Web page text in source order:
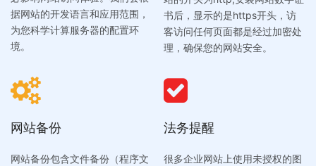
据网站的开发语言和应用范围，
为您科学计算服务器的配置环
境。
书后，显示的是https开头，访
客访问任何页面都是经过加密处
理，确保您的网站安全。
网站备份
网站备份包含文件备份（程序文
法务提醒
很多企业网站上使用未授权的图